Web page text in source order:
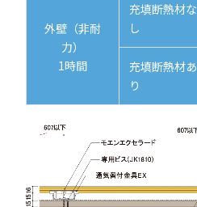
外壁（非耐
力）
1時間
充填断熱材な
し
充填断熱材あ
り